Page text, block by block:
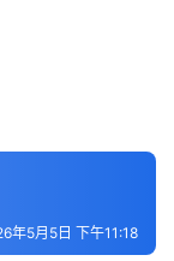
年5月5日 下午11:18